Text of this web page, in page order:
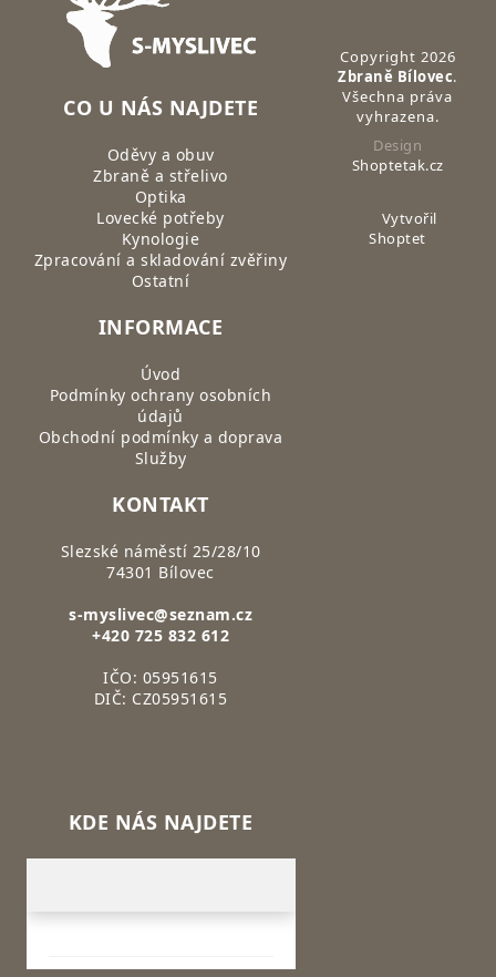
CO U NÁS NAJDETE
Oděvy a obuv
Zbraně a střelivo
Optika
Lovecké potřeby
Kynologie
Zpracování a skladování zvěřiny
Ostatní
INFORMACE
Úvod
Podmínky ochrany osobních
údajů
Obchodní podmínky a doprava
Služby
KONTAKT
Slezské náměstí 25/28/10
74301 Bílovec
s-myslivec@seznam.cz
+420 725 832 612
IČO: 05951615
DIČ: CZ05951615
KDE NÁS NAJDETE
Copyright 2026
Zbraně Bílovec.
Všechna práva
vyhrazena.
Design
Shoptetak.cz
Vytvořil
Shoptet